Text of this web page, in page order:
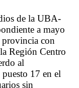
de la UBA-
a mayo
provincia con
Región Centro
al
17 en el
sin